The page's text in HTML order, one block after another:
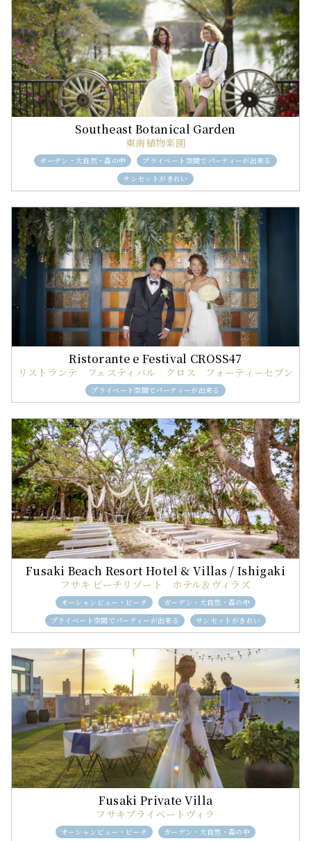
東南植物楽園
ガーデン・大自然・森の中
プライベート空間でパーティーが出来る
サンセットがきれい
リストランテ フェスティバル クロス フォーティーセブン
プライベート空間でパーティーが出来る
フサキ ビーチリゾート ホテル＆ヴィラズ
オーシャンビュー・ビーチ
ガーデン・大自然・森の中
プライベート空間でパーティーが出来る
サンセットがきれい
フサキプライベートヴィラ
オーシャンビュー・ビーチ
ガーデン・大自然・森の中